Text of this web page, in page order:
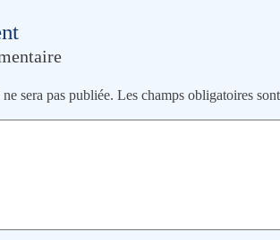
sera pas publiée. Les champs obligatoires